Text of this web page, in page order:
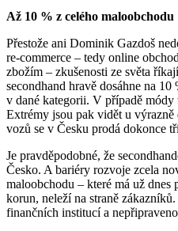
Až 10 % z celého maloobchodu
Přestože ani Dominik Gazdoš
re-commerce – tedy online
zbožím – zkušenosti ze světa
secondhand hravě dosáhne na
v dané kategorii. V případě
Extrémy jsou pak vidět u
vozů se v Česku prodá dokonce
Je pravděpodobné, že
Česko. A bariéry rozvoje zcela
maloobchodu – které má už dnes
korun, neleží na straně
finančních institucí a